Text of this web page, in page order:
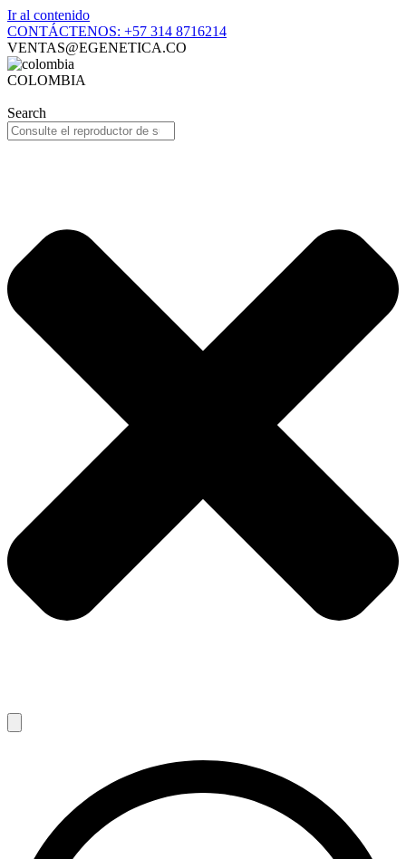
Ir al contenido
CONTÁCTENOS: +57 314 8716214
VENTAS@EGENETICA.CO
COLOMBIA
Search